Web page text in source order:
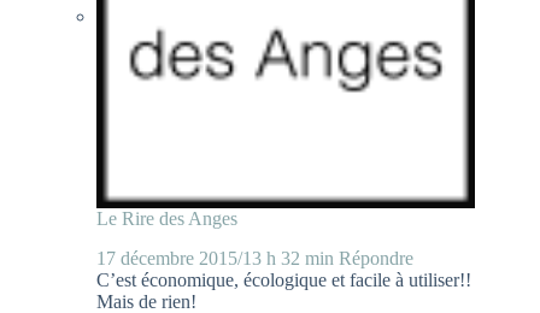
Le Rire des Anges
17 décembre 2015/13 h 32 min Répondre
C’est économique, écologique et facile à utiliser!!
Mais de rien!